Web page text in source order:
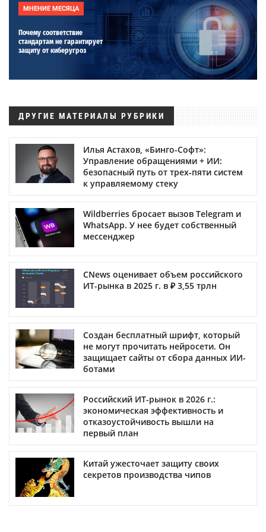
МНЕНИЕ МЕСЯЦА
Почему соответствие
стандартам не гарантирует
защиту от киберугроз
ДРУГИЕ МАТЕРИАЛЫ РУБРИКИ
Илья Астахов, «Бинго-Софт»:
Управление обращениями + ИИ:
безопасный путь от трех‑пяти систем
к управляемому стеку
Wildberries бросает вызов Telegram и
WhatsApp. У нее будет собственный
мессенджер
CNews оценивает объем российского
ИТ-рынка в 2025 г. в ₽ 3,55 трлн
Создан бесплатный шрифт, который
не могут прочитать нейросети. Он
защищает сайты от сбора данных ИИ-
ботами
Российский ИТ-рынок в 2026 г.:
экономическая эффективность и
отказоустойчивость вышли на
первый план
Китай ужесточает защиту своих
секретов производства чипов